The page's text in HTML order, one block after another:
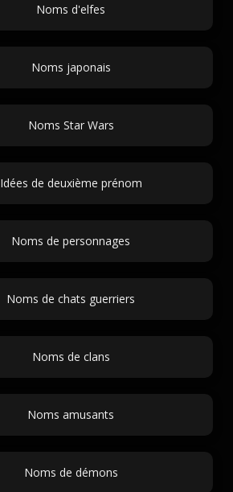
Noms d'elfes
Noms japonais
Noms Star Wars
Idées de deuxième prénom
Noms de personnages
Noms de chats guerriers
Noms de clans
Noms amusants
Noms de démons